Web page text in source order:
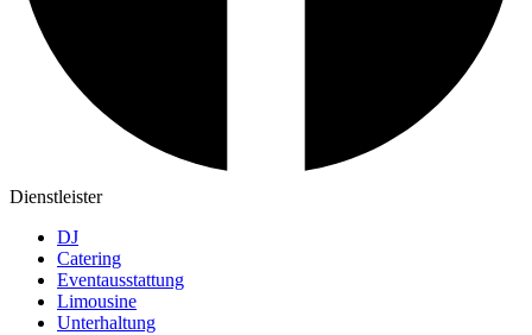
Dienstleister
DJ
Catering
Eventausstattung
Limousine
Unterhaltung